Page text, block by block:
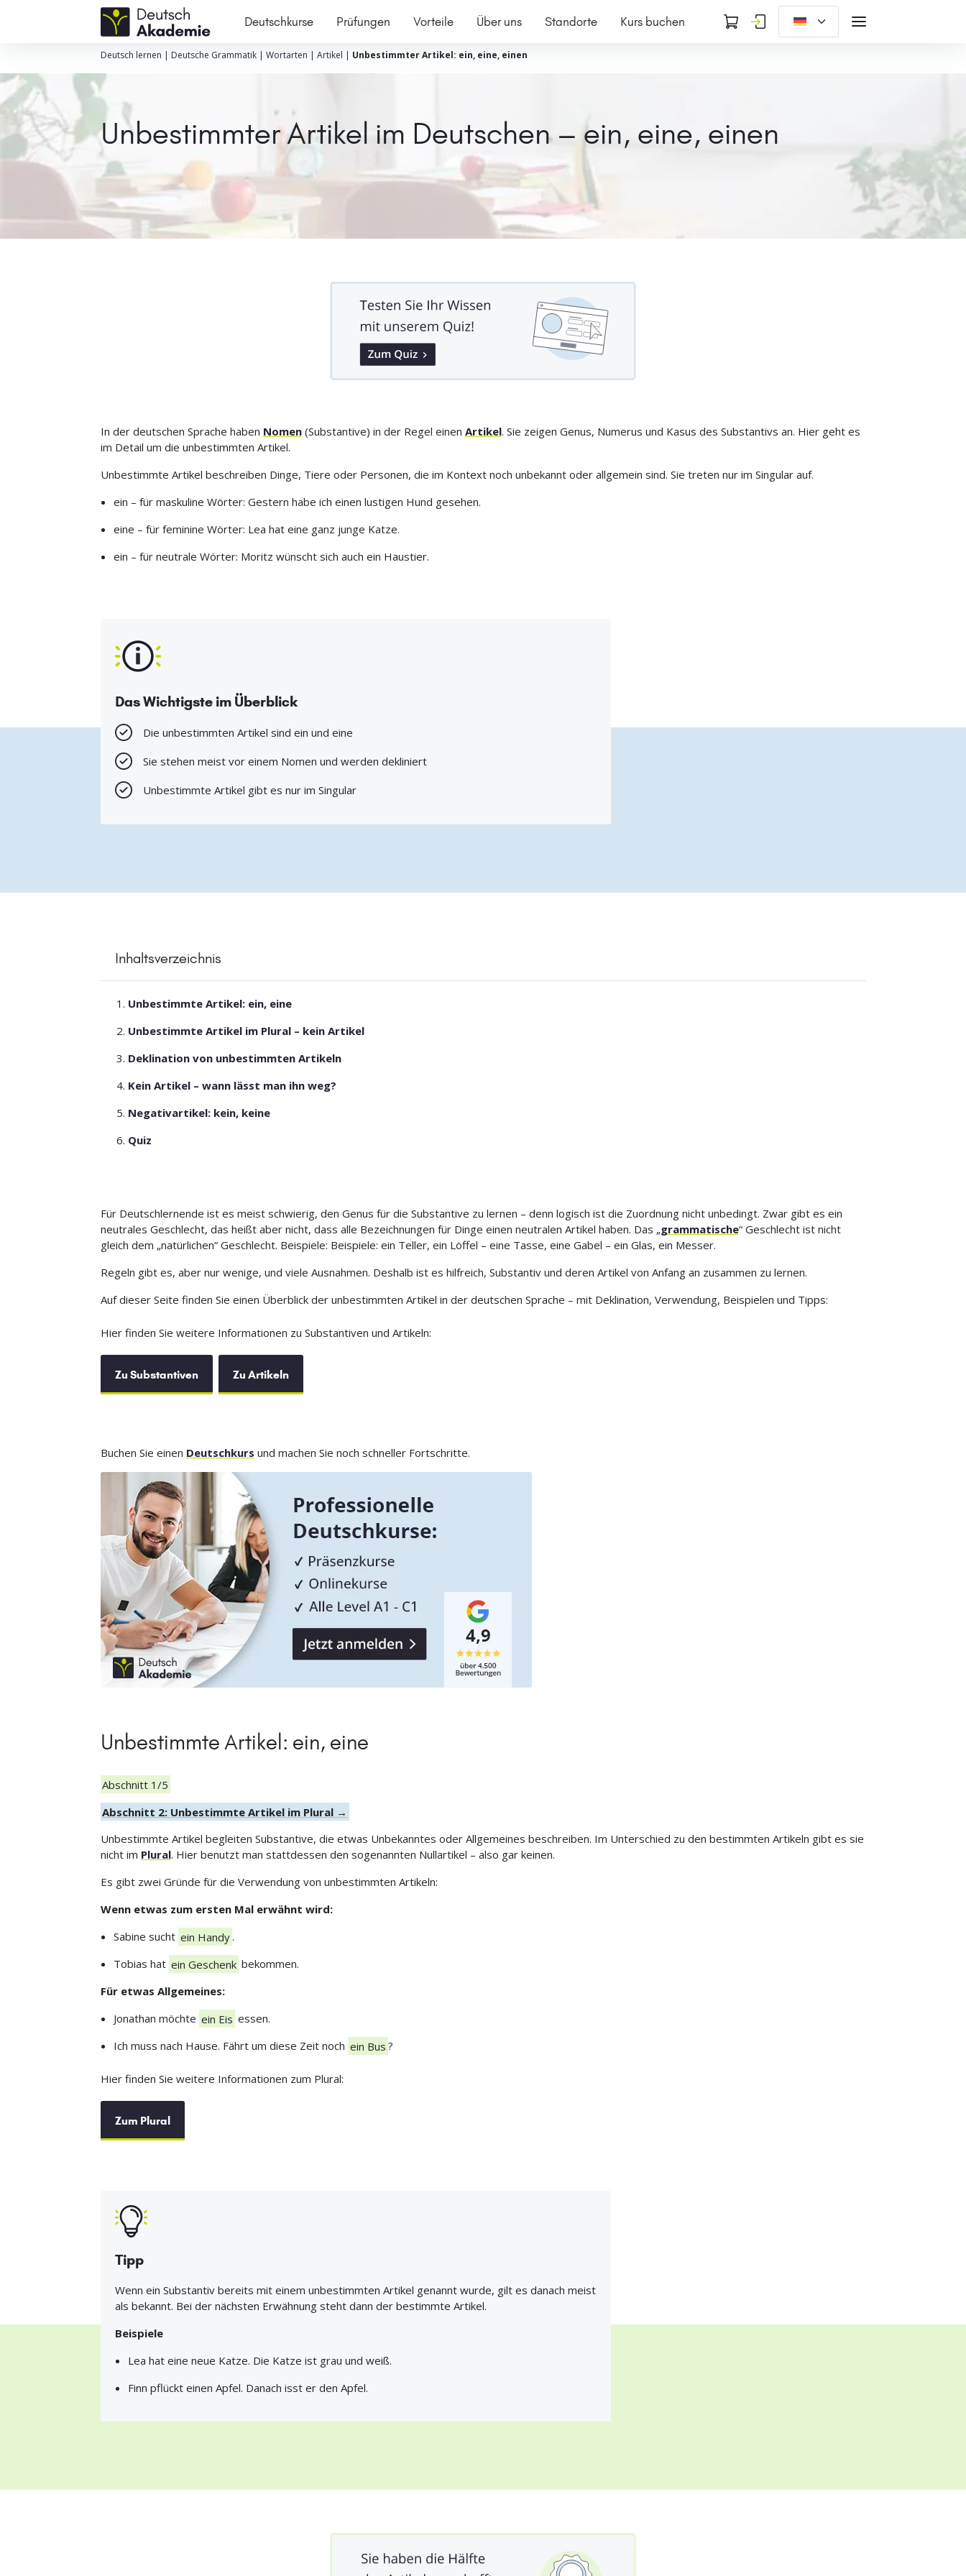
Deutschkurse Prüfungen Vorteile Über uns Standorte Kurs buchen
Deutsch lernen | Deutsche Grammatik| Wortarten | Artikel | Unbestimmter Artikel: ein, eine, einen
Unbestimmter Artikel im Deutschen – ein, eine, einen
In der deutschen Sprache haben Nomen(Substantive) in der Regel einen Artikel. Sie zeigen Genus, Numerus und Kasus des Substantivs an. Hier geht es
im Detail um die unbestimmten Artikel.
Unbestimmte Artikel beschreiben Dinge, Tiere oder Personen, die im Kontext noch unbekannt oder allgemein sind. Sie treten nur im Singular auf.
ein – für maskuline Wörter: Gestern habe ich einen lustigen Hund gesehen.
eine – für feminine Wörter: Lea hat eine ganz junge Katze.
ein – für neutrale Wörter: Moritz wünscht sich auch ein Haustier.
Das Wichtigste im Überblick
Die unbestimmten Artikel sind ein und eine
Sie stehen meist vor einem Nomen und werden dekliniert
Unbestimmte Artikel gibt es nur im Singular
Inhaltsverzeichnis
Unbestimmte Artikel: ein, eine
Unbestimmte Artikel im Plural – kein Artikel
Deklination von unbestimmten Artikeln
Kein Artikel – wann lässt man ihn weg?
Negativartikel: kein, keine
Quiz
Für Deutschlernende ist es meist schwierig, den Genus für die Substantive zu lernen – denn logisch ist die Zuordnung nicht unbedingt. Zwar gibt es ein
neutrales Geschlecht, das heißt aber nicht, dass alle Bezeichnungen für Dinge einen neutralen Artikel haben. Das „grammatische“ Geschlecht ist nicht
gleich dem „natürlichen“ Geschlecht. Beispiele: Beispiele: ein Teller, ein Löffel – eine Tasse, eine Gabel – ein Glas, ein Messer.
Regeln gibt es, aber nur wenige, und viele Ausnahmen. Deshalb ist es hilfreich, Substantiv und deren Artikel von Anfang an zusammen zu lernen.
Auf dieser Seite finden Sie einen Überblick der unbestimmten Artikel in der deutschen Sprache – mit Deklination, Verwendung, Beispielen und Tipps:
Hier finden Sie weitere Informationen zu Substantiven und Artikeln:
Zu Substantiven Zu Artikeln
Buchen Sie einen Deutschkurs und machen Sie noch schneller Fortschritte.
Unbestimmte Artikel: ein, eine
Abschnitt 1/5
Abschnitt 2: Unbestimmte Artikel im Plural →
Unbestimmte Artikel begleiten Substantive, die etwas Unbekanntes oder Allgemeines beschreiben. Im Unterschied zu den bestimmten Artikeln gibt es sie
nicht im Plural. Hier benutzt man stattdessen den sogenannten Nullartikel – also gar keinen.
Es gibt zwei Gründe für die Verwendung von unbestimmten Artikeln:
Wenn etwas zum ersten Mal erwähnt wird:
Sabine sucht ein Handy.
Tobias hat ein Geschenk bekommen.
Für etwas Allgemeines:
Jonathan möchte ein Eis essen.
Ich muss nach Hause. Fährt um diese Zeit noch ein Bus ?
Hier finden Sie weitere Informationen zum Plural:
Zum Plural
Tipp
Wenn ein Substantiv bereits mit einem unbestimmten Artikel genannt wurde, gilt es danach meist
als bekannt. Bei der nächsten Erwähnung steht dann der bestimmte Artikel.
Beispiele
Lea hat eine neue Katze. Die Katze ist grau und weiß.
Finn pflückt einen Apfel. Danach isst er den Apfel.